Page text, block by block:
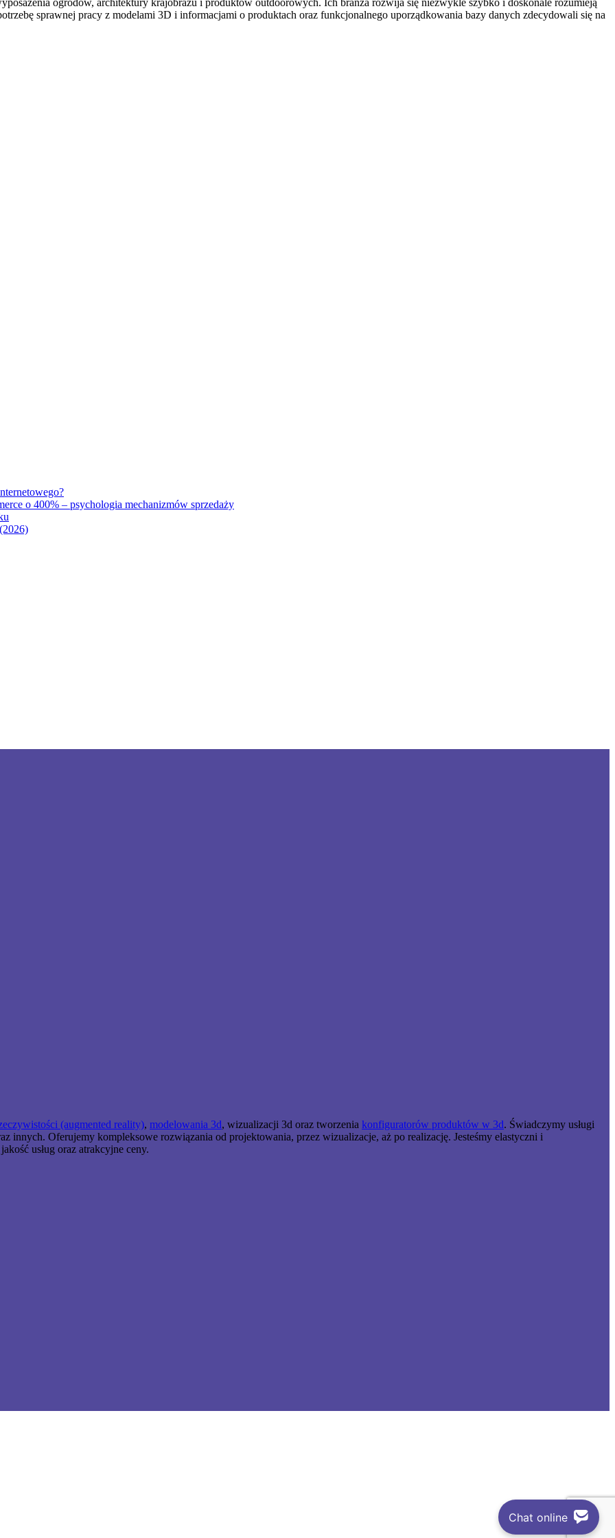
sprawnej pracy z modelami 3D i informacjami o produktach oraz funkcjonalnego uporządkowania bazy danych zdecydowali się na
o 400% – psychologia mechanizmów sprzedaży
(augmented reality), modelowania 3d, wizualizacji 3d oraz tworzenia konfiguratorów produktów w 3d. Świadczymy usługi
innych. Oferujemy kompleksowe rozwiązania od projektowania, przez wizualizacje, aż po realizację. Jesteśmy elastyczni i
usług oraz atrakcyjne ceny.
Chat online